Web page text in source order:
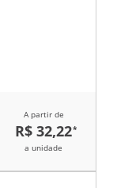
A partir de
R$ 32,22*
a unidade